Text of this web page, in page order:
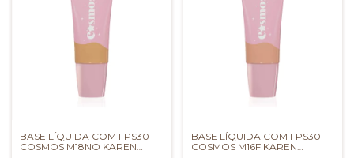
BASE LÍQUIDA COM FPS30
COSMOS M18NO KAREN
BASE LÍQUIDA COM FPS30
COSMOS M16F KAREN